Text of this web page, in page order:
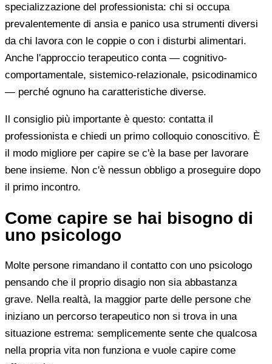
specializzazione del professionista: chi si occupa
prevalentemente di ansia e panico usa strumenti diversi
da chi lavora con le coppie o con i disturbi alimentari.
Anche l'approccio terapeutico conta — cognitivo-
comportamentale, sistemico-relazionale, psicodinamico
— perché ognuno ha caratteristiche diverse.
Il consiglio più importante è questo: contatta il
professionista e chiedi un primo colloquio conoscitivo. È
il modo migliore per capire se c'è la base per lavorare
bene insieme. Non c'è nessun obbligo a proseguire dopo
il primo incontro.
Come capire se hai bisogno di
uno psicologo
Molte persone rimandano il contatto con uno psicologo
pensando che il proprio disagio non sia abbastanza
grave. Nella realtà, la maggior parte delle persone che
iniziano un percorso terapeutico non si trova in una
situazione estrema: semplicemente sente che qualcosa
nella propria vita non funziona e vuole capire come